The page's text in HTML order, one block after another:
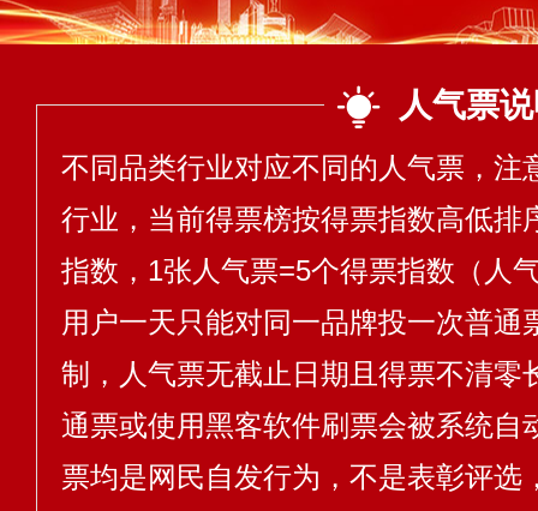
人气票
不同品类行业对应不同的人气票，注
行业，当前得票榜按得票指数高低排
指数，1张人气票=5个得票指数（人
用户一天只能对同一品牌投一次普通
制，人气票无截止日期且得票不清零
通票或使用黑客软件刷票会被系统自
票均是网民自发行为，不是表彰评选